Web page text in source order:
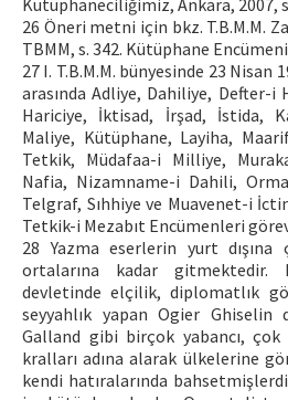
Kütüphaneciliğimiz, Ankara, 2007,
26 Öneri metni için bkz. T.B.M.M.
TBMM, s. 342. Kütüphane
27 I. T.B.M.M. bünyesinde 23 Nisan
arasında Adliye, Dahiliye, Defter-i
Hariciye, İktisad, İrşad, İstida,
Maliye, Kütüphane, Layiha,
Tetkik, Müdafaa-i Milliye,
Nafia, Nizamname-i Dahili,
Telgraf, Sıhhiye ve Muavenet-i
Tetkik-i Mezabıt Encümenleri
28 Yazma eserlerin yurt dışına
ortalarına kadar gitmektedir.
devletinde elçilik, diplomatlık
seyyahlık yapan Ogier Ghiselin
Galland gibi birçok yabancı, çok
kralları adına alarak ülkelerine
kendi hatıralarında